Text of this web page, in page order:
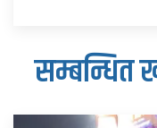
सम्बन्धित